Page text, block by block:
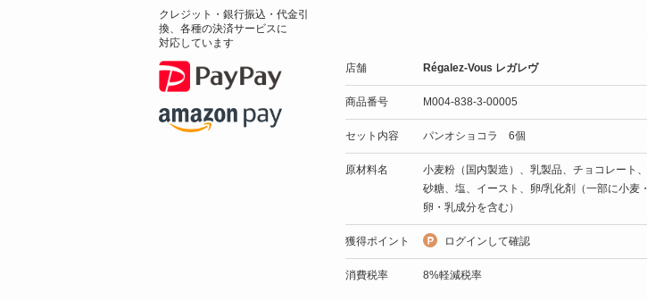
店舗 Régalez-Vous レガレヴ
商品番号 M004-838-3-00005
セット内容 パンオショコラ 6個
原材料名
小麦粉（国内製造）、乳製品、チョコレート、
砂糖、塩、イースト、卵/乳化剤（一部に小麦・
卵・乳成分を含む）
獲得ポイント ログインして確認
消費税率 8%軽減税率
クレジット・銀行振込・代金引
換、各種の決済サービスに
対応しています